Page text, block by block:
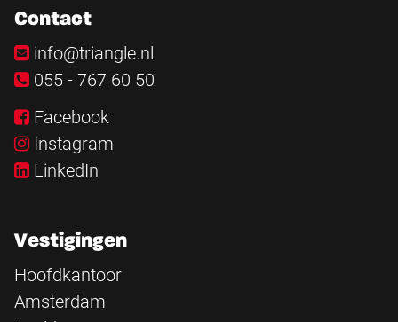
Contact
info@triangle.nl
055 - 767 60 50
Facebook
Instagram
LinkedIn
Vestigingen
Hoofdkantoor
Amsterdam